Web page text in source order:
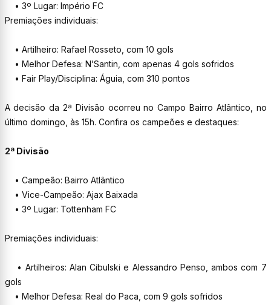
• 3º Lugar: Império FC
Premiações individuais:
• Artilheiro: Rafael Rosseto, com 10 gols
• Melhor Defesa: N’Santin, com apenas 4 gols sofridos
• Fair Play/Disciplina: Águia, com 310 pontos
A decisão da 2ª Divisão ocorreu no Campo Bairro Atlântico, no
último domingo, às 15h. Confira os campeões e destaques:
2ª Divisão
• Campeão: Bairro Atlântico
• Vice-Campeão: Ajax Baixada
• 3º Lugar: Tottenham FC
Premiações individuais:
• Artilheiros: Alan Cibulski e Alessandro Penso, ambos com 7
gols
• Melhor Defesa: Real do Paca, com 9 gols sofridos